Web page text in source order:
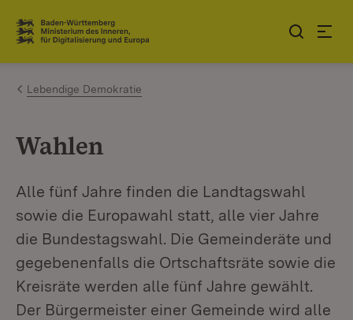
Zum Inhalt springen
Link zur Startseite
Lebendige Demokratie
Wahlen
Alle fünf Jahre finden die Landtagswahl
sowie die Europawahl statt, alle vier Jahre
die Bundestagswahl. Die Gemeinderäte und
gegebenenfalls die Ortschaftsräte sowie die
Kreisräte werden alle fünf Jahre gewählt.
Der Bürgermeister einer Gemeinde wird alle